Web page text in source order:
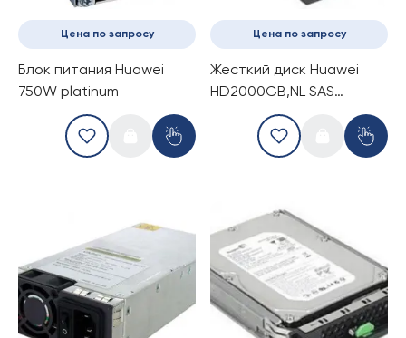
Цена по запросу
Блок питания Huawei
750W platinum
Цена по запросу
Жесткий диск Huawei
HD2000GB,NL SAS
6.0Gb/s, 7200rpm,3.5
inch,64 MB